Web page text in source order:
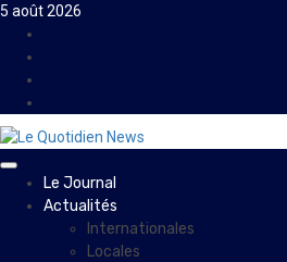
Skip
content
5 août 2026
PrimaryLe Journal
Actualités
Internationales
Locales